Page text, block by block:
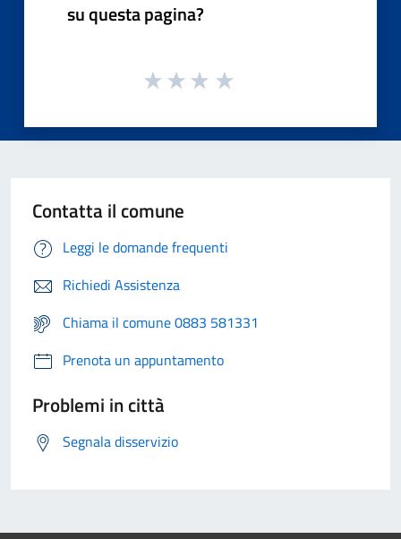
su questa pagina?
Contatta il comune
Leggi le domande frequenti
Richiedi Assistenza
Chiama il comune 0883 581331
Prenota un appuntamento
Problemi in città
Segnala disservizio